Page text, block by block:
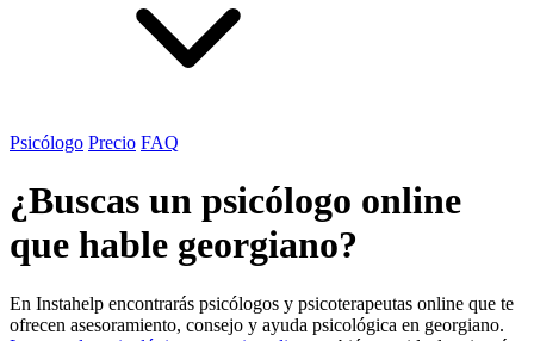
Psicólogo Precio FAQ
¿Buscas un psicólogo online
que hable georgiano?
En Instahelp encontrarás psicólogos y psicoterapeutas online que te
ofrecen asesoramiento, consejo y ayuda psicológica en georgiano.